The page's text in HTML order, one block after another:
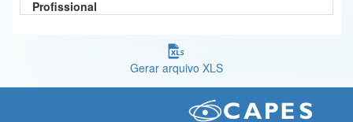
Secretaria de Governo
Profissional
Gerar arquivo XLS